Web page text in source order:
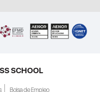
SCHOOL
Bolsa de Empleo